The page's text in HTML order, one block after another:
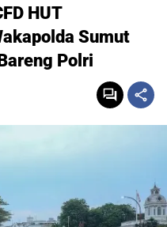
HUT
Sumut
Polri